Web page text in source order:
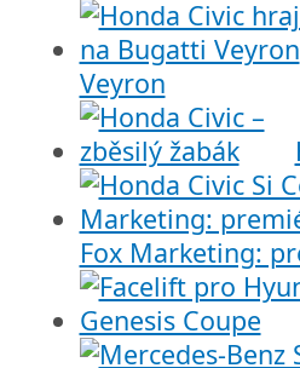
Veyron
Fox Marketing: